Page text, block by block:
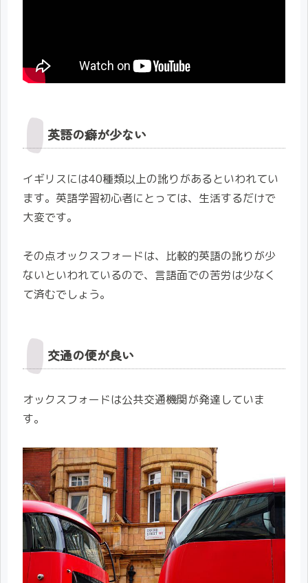
英語の癖が少ない
イギリスには40種類以上の訛りがあるといわれてい
ます。英語学習初心者にとっては、生活するだけで
大変です。
その点オックスフォードは、比較的英語の訛りが少
ないといわれているので、言語面での苦労は少なく
て済むでしょう。
交通の便が良い
オックスフォードは公共交通機関が発達していま
す。